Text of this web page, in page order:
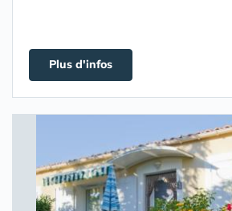
Plus d'infos